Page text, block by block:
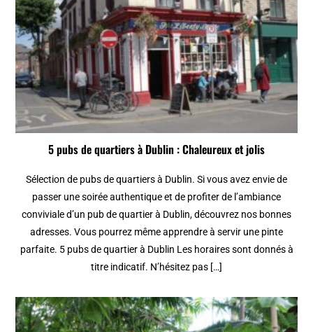
5 pubs de quartiers à Dublin : Chaleureux et jolis
Sélection de pubs de quartiers à Dublin. Si vous avez envie de
passer une soirée authentique et de profiter de l’ambiance
conviviale d’un pub de quartier à Dublin, découvrez nos bonnes
adresses. Vous pourrez même apprendre à servir une pinte
parfaite. 5 pubs de quartier à Dublin Les horaires sont donnés à
titre indicatif. N’hésitez pas […]